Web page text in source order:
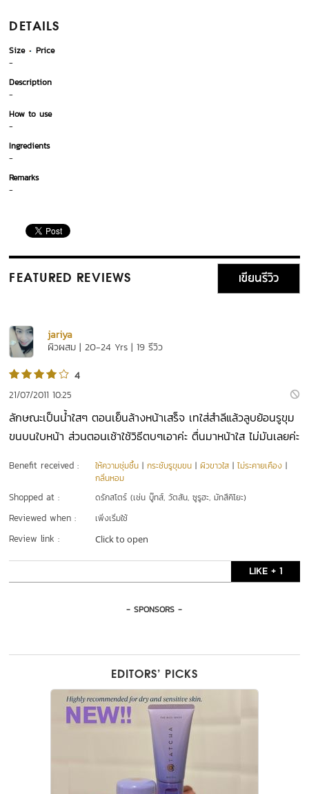
DETAILS
Size
Price
-
Description
-
How to use
-
Ingredients
-
Remarks
-
FEATURED REVIEWS เขียนรีวิว
jariya
ผิวผสม | 20-24 Yrs | 19 รีวิว
4
21/07/2011 10:25
ลักษณะเป็นน้ำใสๆ ตอนเย็นล้างหน้าเสร็จ เทใส่สำลีแล้วลูบย้อนรูขุม
ขนบนใบหน้า ส่วนตอนเช้าใช้วิธีตบๆเอาค่ะ ตื่นมาหน้าใส ไม่มันเลยค่ะ
Benefit received : ให้ความชุ่มชื้น |กระชับรูขุมขน |ผิวขาวใส |ไม่ระคายเคือง |
กลิ่นหอม
Shopped at : ดรักสโตร์ (เช่น บู๊ทส์, วัตสัน, ซูรูฮะ, มัทสึคิโยะ)
Reviewed when : เพิ่งเริ่มใช้
Review link : Click to open
LIKE + 1
- SPONSORS -
EDITORS’ PICKS